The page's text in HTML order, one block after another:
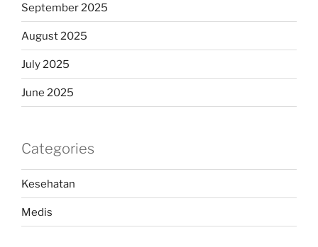
September 2025
August 2025
July 2025
June 2025
Categories
Kesehatan
Medis